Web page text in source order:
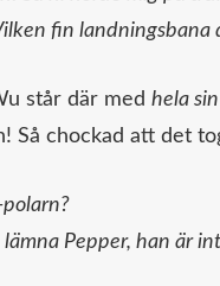
fin landningsbana
står där med hela
Så chockad att det
lämna Pepper, han är